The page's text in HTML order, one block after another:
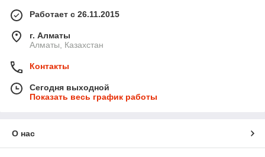
Работает с 26.11.2015
г. Алматы
Алматы, Казахстан
Контакты
Сегодня выходной
Показать весь график работы
О нас